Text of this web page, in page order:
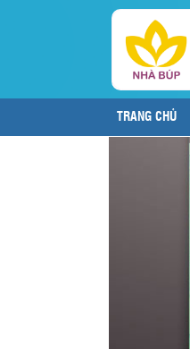
TRANG CHỦ